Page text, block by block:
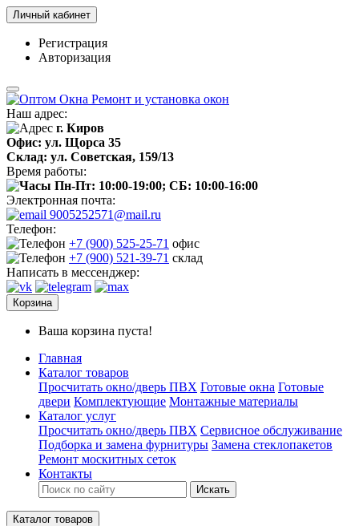
Личный кабинет
Регистрация
Авторизация
Наш адрес:
г. Киров
Офис: ул. Щорса 35
Склад: ул. Советская, 159/13
Время работы:
Пн-Пт: 10:00-19:00; СБ: 10:00-16:00
Электронная почта:
9005252571@mail.ru
Телефон:
+7 (900) 525-25-71 офис
+7 (900) 521-39-71 склад
Написать в мессенджер:
Корзина
Ваша корзина пуста!
Главная
Каталог товаров
Просчитать окно/дверь ПВХ Готовые окна Готовые
двери Комплектующие Монтажные материалы
Каталог услуг
Просчитать окно/дверь ПВХ Сервисное обслуживание
Подборка и замена фурнитуры Замена стеклопакетов
Ремонт москитных сеток
Контакты
Искать
Каталог товаров